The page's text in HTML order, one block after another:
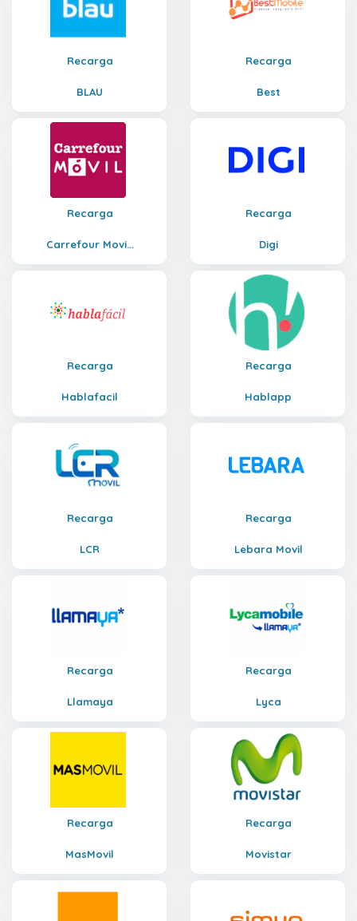
Recarga
BLAU
Recarga
Best
Recarga
Carrefour Movi...
Recarga
Digi
Recarga
Hablafacil
Recarga
Hablapp
Recarga
LCR
Recarga
Lebara Movil
Recarga
Llamaya
Recarga
Lyca
Recarga
MasMovil
Recarga
Movistar